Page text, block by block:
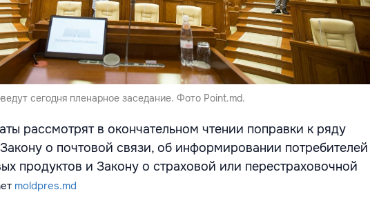
сегодня пленарное заседание. Фото Point.md.
рассмотрят в окончательном чтении поправки к ряду
о почтовой связи, об информировании потребителей
продуктов и Закону о страховой или перестраховочной
moldpres.md